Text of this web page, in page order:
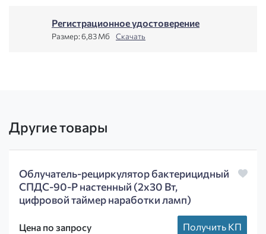
Регистрационное удостоверение
Размер:6,83 Мб Скачать
Другие товары
Облучатель-рециркулятор бактерицидный
СПДС-90-Р настенный (2х30 Вт,
цифровой таймер наработки ламп)
Цена по запросу Получить КП